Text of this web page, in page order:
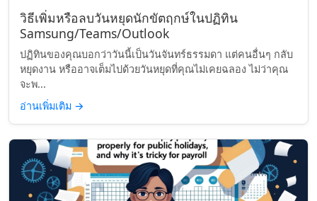
วิธีเพิ่มหรือลบวันหยุดนักขัตฤกษ์ในปฏิทิน
Samsung/Teams/Outlook
ปฏิทินของคุณบอกว่าวันนี้เป็นวันจันทร์ธรรมดา แต่คนอื่นๆ กลับ
หยุดงาน หรืออาจเต็มไปด้วยวันหยุดที่คุณไม่เคยฉลอง ไม่ว่าคุณ
จะพ...
อ่านเพิ่มเติม →